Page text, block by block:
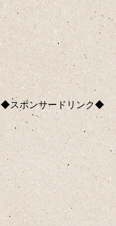
◆スポンサードリンク◆